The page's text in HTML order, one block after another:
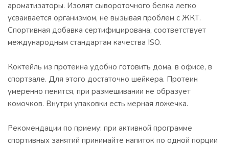
ароматизаторы. Изолят сывороточного белка легко
усваивается организмом, не вызывая проблем с ЖКТ.
Спортивная добавка сертифицирована, соответствует
международным стандартам качества ISO.
Коктейль из протеина удобно готовить дома, в офисе, в
спортзале. Для этого достаточно шейкера. Протеин
умеренно пенится, при размешивании не образует
комочков. Внутри упаковки есть мерная ложечка.
Рекомендации по приему: при активной программе
спортивных занятий принимайте напиток по одной порции